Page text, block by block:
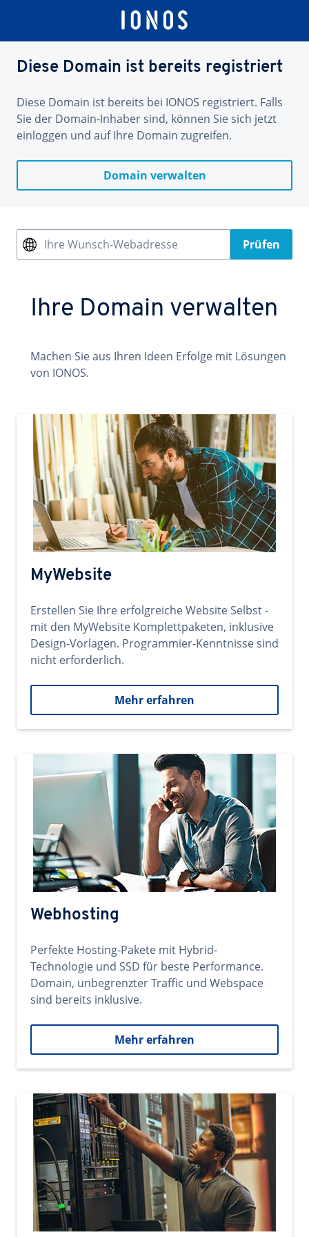
Diese Domain ist bereits registriert
Diese Domain ist bereits bei IONOS registriert. Falls
Sie der Domain-Inhaber sind, können Sie sich jetzt
einloggen und auf Ihre Domain zugreifen.
Domain verwalten
Ihre Wunsch-Webadresse Prüfen
Ihre Domain verwalten
Machen Sie aus Ihren Ideen Erfolge mit Lösungen
von IONOS.
MyWebsite
Erstellen Sie Ihre erfolgreiche Website Selbst -
mit den MyWebsite Komplettpaketen, inklusive
Design-Vorlagen. Programmier-Kenntnisse sind
nicht erforderlich.
Mehr erfahren
Webhosting
Perfekte Hosting-Pakete mit Hybrid-
Technologie und SSD für beste Performance.
Domain, unbegrenzter Traffic und Webspace
sind bereits inklusive.
Mehr erfahren